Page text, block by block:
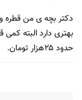
دکتر بچه ی من قطره
بهتری دارد البته
حدود ۲۵هزار تومان.